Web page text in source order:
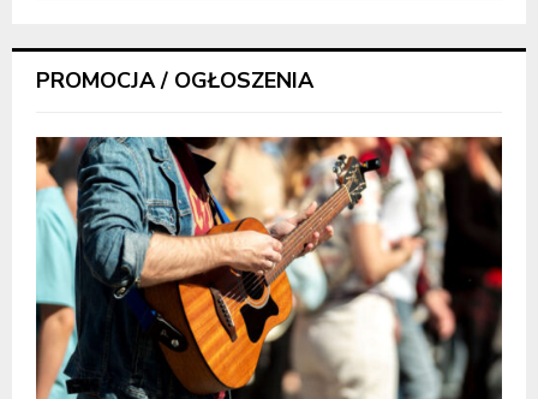
PROMOCJA / OGŁOSZENIA